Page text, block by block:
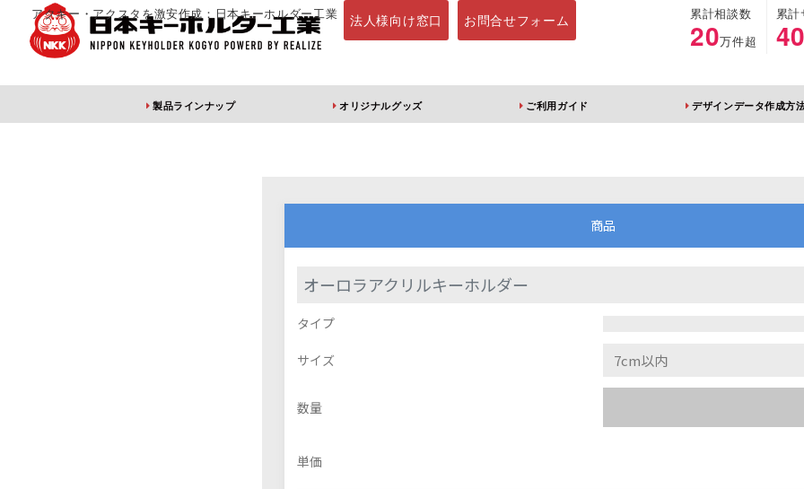
アクキー・アクスタを激安作成：日本キーホルダー工業 法人様向け窓口 お問合せフォーム 累計相談数
20万件超
累
製品ラインナップ オリジナルグッズ ご利用ガイド デザインデータ作成方
アクリルキーホルダー
商品
オーロラアクリルキーホルダー
タイプ
サイズ
数量
単価